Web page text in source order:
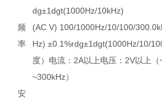
频
率
dg±1dgt(1000Hz/10kHz)
(AC V) 100/1000Hz/10/100/
Hz) ±0.1%rdg±1dgt(1000Hz/10/
度）电流：2A以上电压：2V以
~300kHz）
安